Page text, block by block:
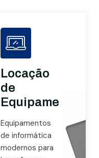
Locação
de
Equipamentos
Equipamentos
de informática
modernos para